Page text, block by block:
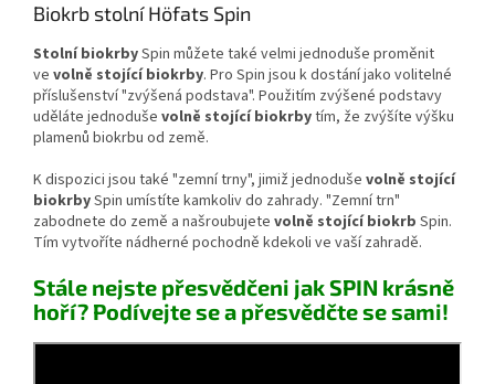
Biokrb stolní Höfats Spin
Stolní biokrbySpin můžete také velmi jednoduše proměnit
ve volně stojící biokrby. Pro Spin jsou k dostání jako volitelné
příslušenství "zvýšená podstava". Použitím zvýšené podstavy
uděláte jednoduše volně stojící biokrbytím, že zvýšíte výšku
plamenů biokrbu od země.
K dispozici jsou také "zemní trny", jimiž jednoduše volně stojící
biokrbySpin umístíte kamkoliv do zahrady. "Zemní trn"
zabodnete do země a našroubujete volně stojící biokrb Spin.
Tím vytvoříte nádherné pochodně kdekoli ve vaší zahradě.
Stále nejste přesvědčeni jak SPIN krásně
hoří? Podívejte se a přesvědčte se sami!